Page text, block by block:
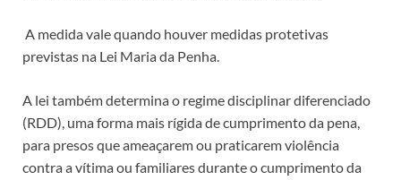
A medida vale quando houver medidas protetivas
previstas na Lei Maria da Penha.
A lei também determina o regime disciplinar diferenciado
(RDD), uma forma mais rígida de cumprimento da pena,
para presos que ameaçarem ou praticarem violência
contra a vítima ou familiares durante o cumprimento da